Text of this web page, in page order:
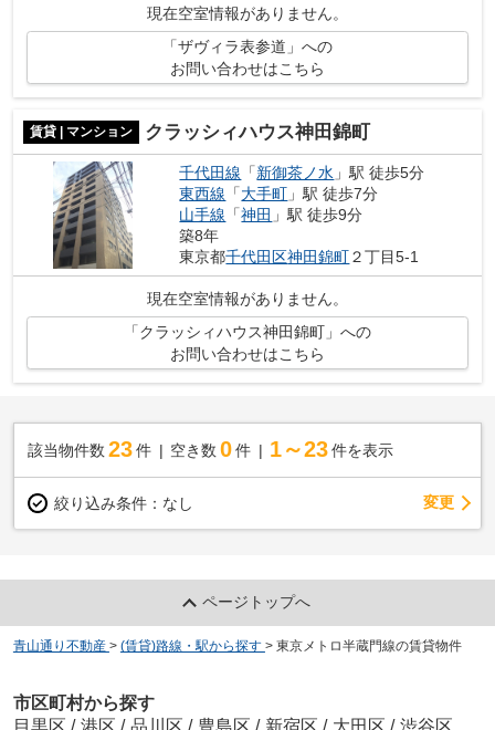
現在空室情報がありません。
「ザヴィラ表参道」への
お問い合わせはこちら
賃貸 | マンション クラッシィハウス神田錦町
千代田線 「新御茶ノ水 」駅 徒歩5分
東西線 「大手町 」駅 徒歩7分
山手線 「神田 」駅 徒歩9分
築8年
東京都千代田区神田錦町２丁目5-1
現在空室情報がありません。
「クラッシィハウス神田錦町」への
お問い合わせはこちら
該当物件数 23件 空き数 0 件 1～23 件を表示
絞り込み条件： なし 変更
ページトップへ
青山通り不動産 > (賃貸)路線・駅から探す > 東京メトロ半蔵門線の賃貸物件
市区町村から探す
目黒区 / 港区 / 品川区 / 豊島区 / 新宿区 / 大田区 / 渋谷区